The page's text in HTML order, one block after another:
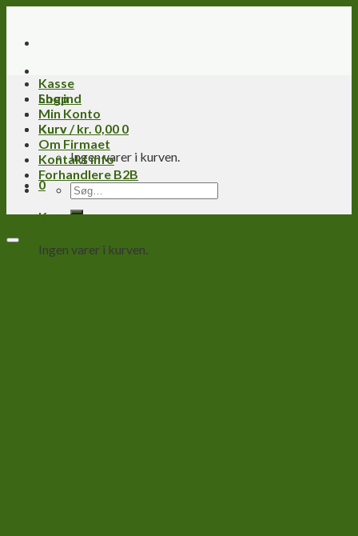
content
Log ind
Kurv /kr. 0,00 0
Ingen varer i kurven.
0
Kurv
Ingen varer i kurven.
Kasse
Shop
Min Konto
Kurv
Om Firmaet
Kontakt info
Forhandlere B2B
Søg
efter: